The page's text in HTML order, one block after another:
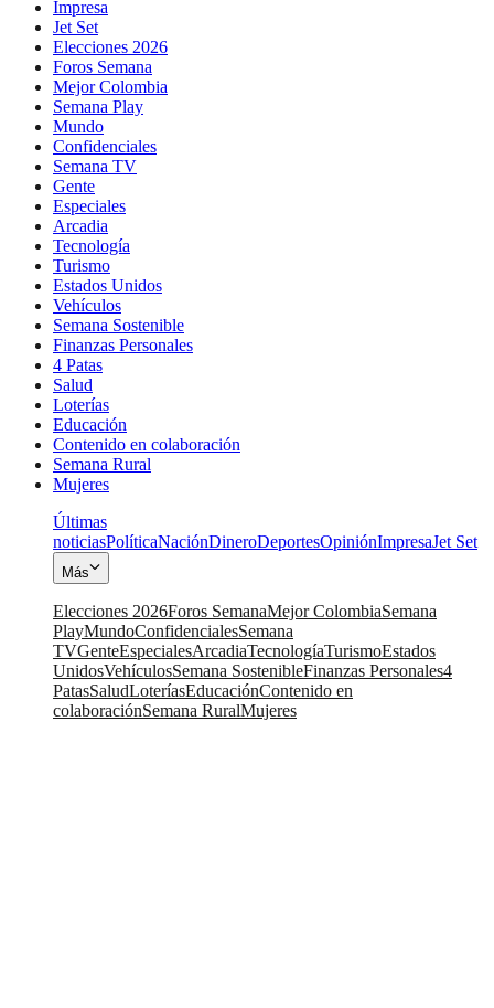
Impresa
Jet Set
Elecciones 2026
Foros Semana
Mejor Colombia
Semana Play
Mundo
Confidenciales
Semana TV
Gente
Especiales
Arcadia
Tecnología
Turismo
Estados Unidos
Vehículos
Semana Sostenible
Finanzas Personales
4 Patas
Salud
Loterías
Educación
Contenido en colaboración
Semana Rural
Mujeres
Últimas
noticiasPolíticaNaciónDineroDeportesOpiniónImpresaJet Set
Más
Elecciones 2026Foros SemanaMejor ColombiaSemana
PlayMundoConfidencialesSemana
TVGenteEspecialesArcadiaTecnologíaTurismoEstados
UnidosVehículosSemana SostenibleFinanzas Personales4
PatasSaludLoteríasEducaciónContenido en
colaboraciónSemana RuralMujeres